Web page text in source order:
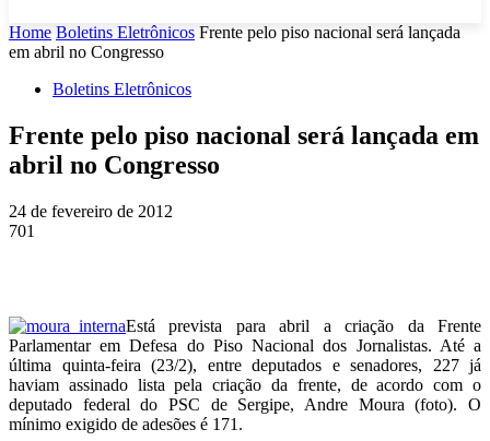
Home Boletins Eletrônicos Frente pelo piso nacional será lançada
em abril no Congresso
Boletins Eletrônicos
Frente pelo piso nacional será lançada em
abril no Congresso
24 de fevereiro de 2012
701
Está prevista para abril a criação da Frente
Parlamentar em Defesa do Piso Nacional dos Jornalistas. Até a
última quinta-feira (23/2), entre deputados e senadores, 227 já
haviam assinado lista pela criação da frente, de acordo com o
deputado federal do PSC de Sergipe, Andre Moura (foto). O
mínimo exigido de adesões é 171.